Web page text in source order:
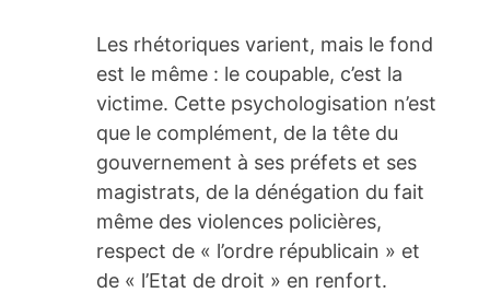
Les rhétoriques varient, mais le fond
est le même : le coupable, c’est la
victime. Cette psychologisation n’est
que le complément, de la tête du
gouvernement à ses préfets et ses
magistrats, de la dénégation du fait
même des violences policières,
respect de « l’ordre républicain » et
de « l’Etat de droit » en renfort.